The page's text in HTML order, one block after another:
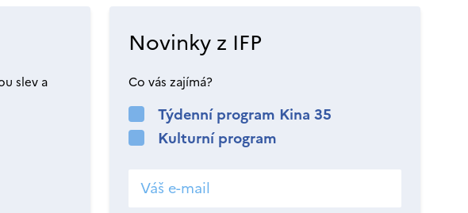
slev a
Novinky z IFP
Co vás zajímá?
Týdenní program Kina 35
Kulturní program